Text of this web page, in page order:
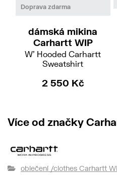
Doprava zdarma
XSS
dámská mikina
Carhartt WIP
W' Hooded Carhartt
Sweatshirt
2 550 Kč
Více od značky
oblečení /clothes Carhartt